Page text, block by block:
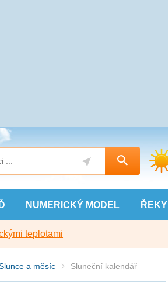
NUMERICKÝ MODEL ŘEKY
teplotami
a měsíc Sluneční kalendář